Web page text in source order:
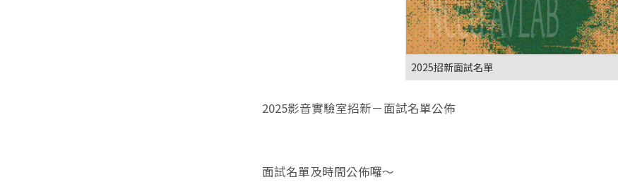
2025招新面試名單
2025影音實驗室招新－面試名單公佈
面試名單及時間公佈囉～